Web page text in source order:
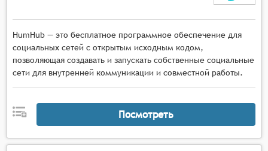
HumHub — это бесплатное программное обеспечение для
социальных сетей с открытым исходным кодом,
позволяющая создавать и запускать собственные социальные
сети для внутренней коммуникации и совместной работы.
Посмотреть